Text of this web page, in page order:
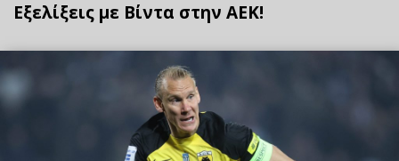
Εξελίξεις με Βίντα στην ΑΕΚ!